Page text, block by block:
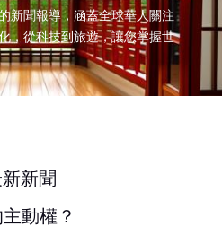
新聞報導，涵蓋全球華人關注
，從科技到旅遊，讓您掌握世
新聞
動權？